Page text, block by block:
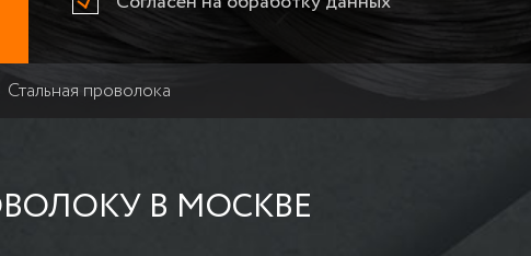
Стальная проволока
В МОСКВЕ